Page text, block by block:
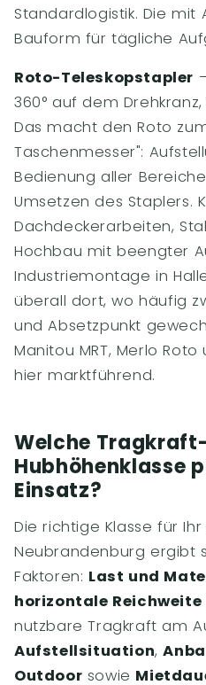
Standardlogistik. Die mit
Bauform für tägliche
Roto-Teleskopstapler
360° auf dem
Das macht den Roto
Taschenmesser":
Bedienung aller
Umsetzen des Staplers.
Dachdeckerarbeiten,
Hochbau mit beengter
Industriemontage in
überall dort, wo häufig
und Absetzpunkt
Manitou MRT, Merlo Roto
hier marktführend.
Welche
Hubhöhenklasse
Einsatz?
Die richtige Klasse für Ihr
Neubrandenburg ergibt
Faktoren: Last und
horizontale Reichweite
nutzbare Tragkraft am
Aufstellsituation,
Outdoor sowie